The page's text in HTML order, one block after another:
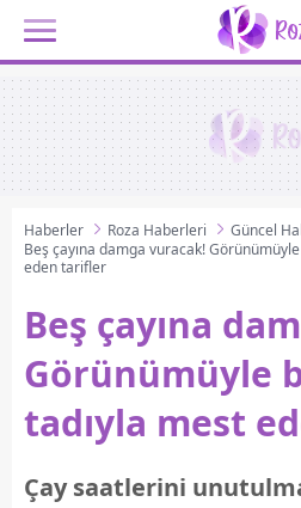
Haberler Roza Haberleri
Güncel
Beş çayına damga vuracak!
eden tarifler
Beş çayına
Görünümüyle
tadıyla mest
Çay saatlerini